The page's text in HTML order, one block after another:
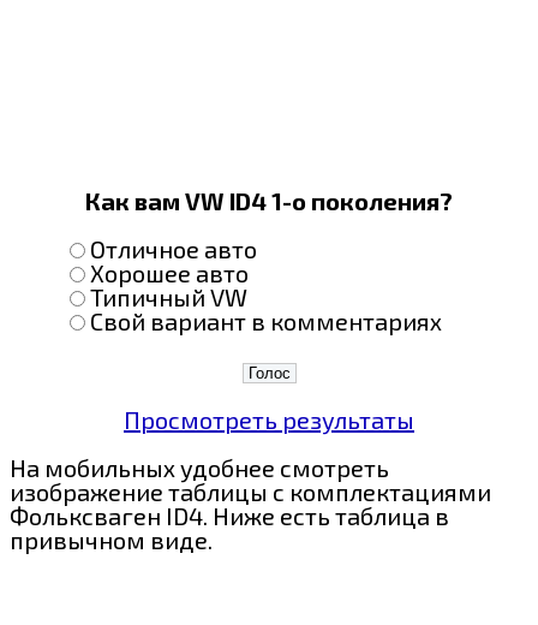
Как вам VW ID4 1-о поколения?
Отличное авто
Хорошее авто
Типичный VW
Свой вариант в комментариях
Просмотреть результаты
На мобильных удобнее смотреть
изображение таблицы с комплектациями
Фольксваген ID4. Ниже есть таблица в
привычном виде.